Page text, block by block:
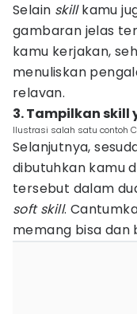
Selain skillkamu
gambaran jelas
kamu kerjakan,
menuliskan
relavan.
3. Tampilkan
Ilustrasi salah satu contoh
Selanjutnya,
dibutuhkan kamu
tersebut dalam
soft skill.
memang bisa dan